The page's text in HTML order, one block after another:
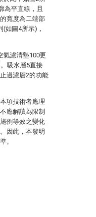
為平直線，且
寬度為二端部
如圖4所示)，
氣濾清墊100更
吸水層5直接
過濾層2的功能
項技術者應理
應解讀為限制
例等效之變化
因此，本發明
。